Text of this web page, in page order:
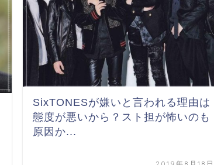
SixTONESが嫌いと言われる理由は
態度が悪いから？スト担が怖いのも
原因か...